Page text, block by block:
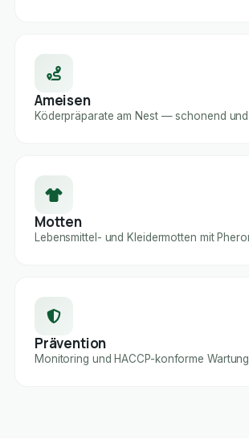
Ameisen
Köderpräparate am Nest — schonend
Motten
Lebensmittel- und Kleidermotten mit
Prävention
Monitoring und HACCP-konforme